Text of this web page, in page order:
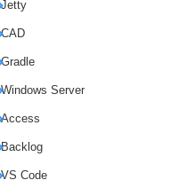
Jetty
CAD
Gradle
Windows Server
Access
Backlog
VS Code